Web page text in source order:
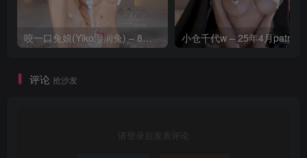
咬一口兔娘(Yiko湿润兔) – 8月 鸣潮-芙露德莉斯 [63P]
评论 抢沙发
请登录后发表评论